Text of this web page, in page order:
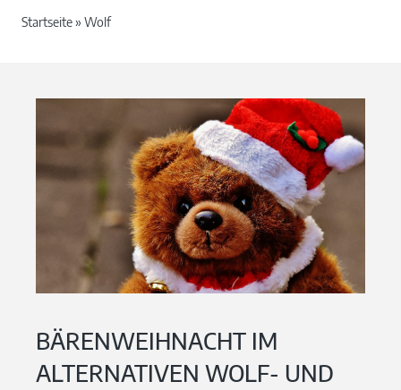
Startseite» Wolf
BÄRENWEIHNACHT IM
ALTERNATIVEN WOLF- UND